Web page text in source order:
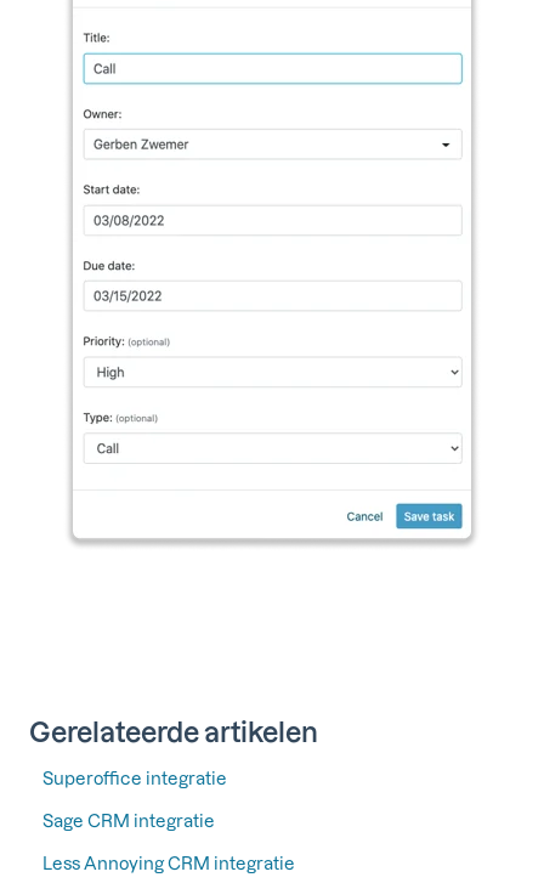
Gerelateerde artikelen
Superoffice integratie
Sage CRM integratie
Less Annoying CRM integratie